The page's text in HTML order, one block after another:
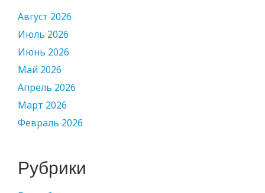
Август 2026
Июль 2026
Июнь 2026
Май 2026
Апрель 2026
Март 2026
Февраль 2026
Рубрики